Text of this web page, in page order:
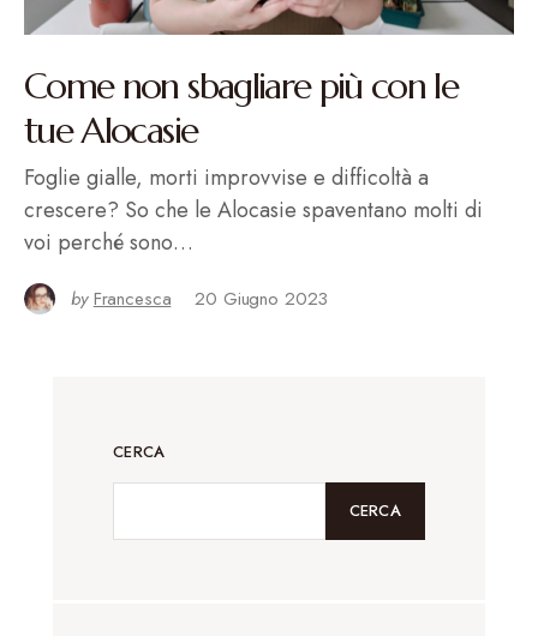
Come non sbagliare più con le
tue Alocasie
Foglie gialle, morti improvvise e difficoltà a
crescere? So che le Alocasie spaventano molti di
voi perché sono…
by Francesca 20 Giugno 2023
CERCA
CERCA